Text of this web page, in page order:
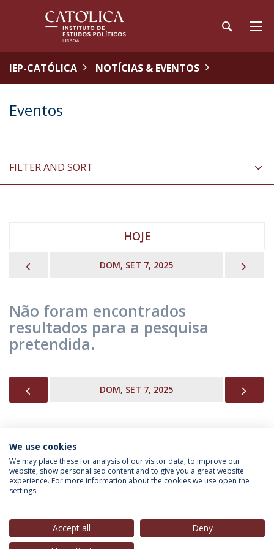
IEP-CATÓLICA NOTÍCIAS & EVENTOS
Eventos
FILTER AND SORT
HOJE
DOM, SET 7, 2025
Não foram encontrados
resultados para a pesquisa
pretendida.
DOM, SET 7, 2025
INFORMAÇÃO PARA
We use cookies
We may place these for analysis of our visitor data, to improve our
website, show personalised content and to give you a great website
experience. For more information about the cookies we use open the
settings.
Accept all
Deny